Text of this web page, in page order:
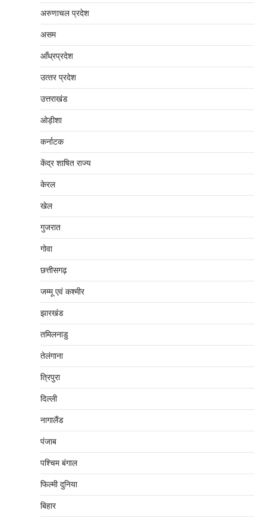
अरुणाचल प्रदेश
असम
आँध्रप्रदेश
उत्‍तर प्रदेश
उत्तराखंड
ओड़ीशा
कर्नाटक
केंद्र शाषित राज्य
केरल
खेल
गुजरात
गोवा
छत्तीसगढ़
जम्‍मू एवं कश्‍मीर
झारखंड
तमिलनाडु
तेलंगाना
त्रिपुरा
दिल्‍ली
नागालैंड
पंजाब
पश्चिम बंगाल
फिल्मी दुनिया
बिहार